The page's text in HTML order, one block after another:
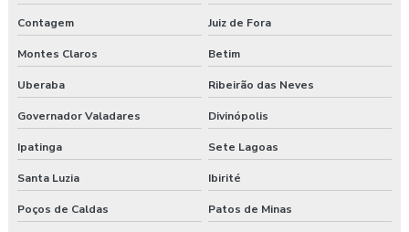
Exame admissional preço
Exame admissional em turvo
Exame aso admissional
Exame aso valor
Exame demissional preço
Contagem Juiz de Fora
Montes Claros Betim
Uberaba Ribeirão das Neves
Governador Valadares Divinópolis
Ipatinga Sete Lagoas
Santa Luzia Ibirité
Poços de Caldas Patos de Minas